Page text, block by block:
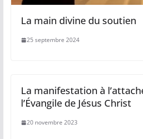
La main divine du soutien
25 septembre 2024
La manifestation à
l’Évangile de Jésus Christ
20 novembre 2023